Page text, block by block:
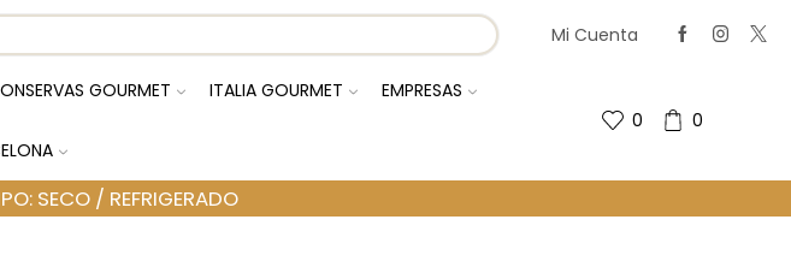
Mi Cuenta
GOURMET ITALIA GOURMET EMPRESAS
0 0
SECO / REFRIGERADO